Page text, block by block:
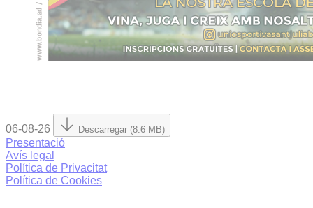
06-08-26 Descarregar (8.6 MB)
Presentació
Avís legal
Política de Privacitat
Política de Cookies